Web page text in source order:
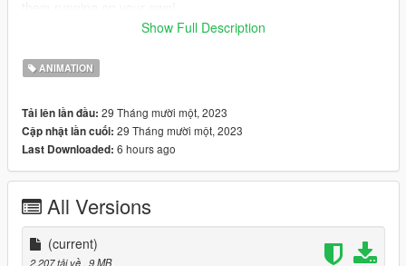
Wir stellen keine Plug&Play-Version für FiveM zur Verfügung.
Du kannst jedoch problemlos diese Animationen auf jedem
dir stammen.
Bitte beachte, dass wir keine Unterstützung für die Einrichtung
von Skripten anbieten. Du musst dich selbst darum kümmern,
dass sie funktionieren!
Creator: MrWitt
my Discord link
https://discord.gg/Asegvy9Fcs
Show Full Description
ANIMATION
Tải lên lần đầu: 29 Tháng mười một, 2023
Cập nhật lần cuối: 29 Tháng mười một, 2023
Last Downloaded: 6 hours ago
All Versions
(current)
2.207 tải về , 9 MB